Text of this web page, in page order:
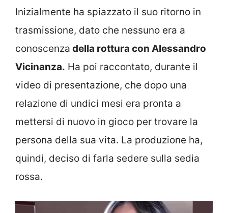
Inizialmente ha spiazzato il suo ritorno in
trasmissione, dato che nessuno era a
conoscenza della rottura con Alessandro
Vicinanza. Ha poi raccontato, durante il
video di presentazione, che dopo una
relazione di undici mesi era pronta a
mettersi di nuovo in gioco per trovare la
persona della sua vita. La produzione ha,
quindi, deciso di farla sedere sulla sedia
rossa.